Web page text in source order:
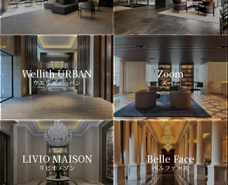
Wellith URBAN
ウエリスアーバン
Zoom
ズーム
LIVIO MAISON
リビオメゾン
Belle Face
ベルファース